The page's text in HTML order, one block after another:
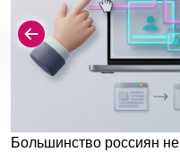
Большинство россиян